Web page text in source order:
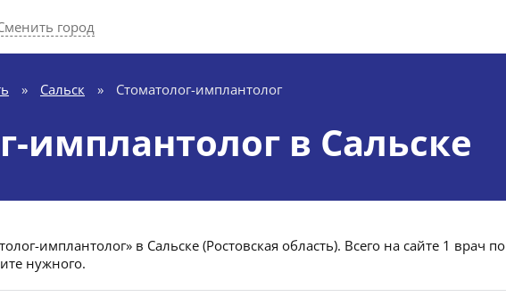
город
» Сальск » Стоматолог-имплантолог
имплантолог в Сальске
имплантолог» в Сальске (Ростовская область). Всего на сайте 1 врач по
нужного.